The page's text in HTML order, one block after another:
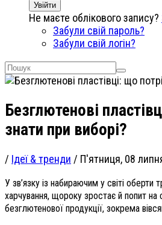
Увійти
Не маєте облікового запису?
Забули свій пароль?
Забули свій логін?
Безглютенові
знати при виборі?
/ Ідеї & тренди / П'ятниця, 08
У зв’язку із набираючим у світі
харчування, щороку зростає й попит на
безглютенової продукції, зокрема